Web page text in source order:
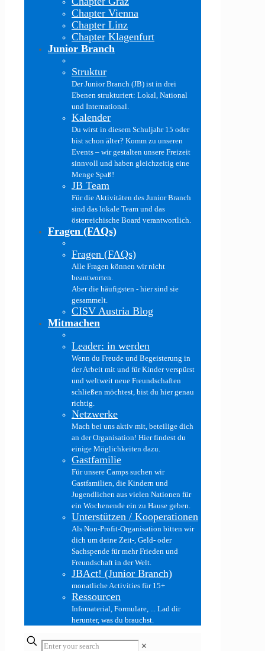
Chapter Vienna
Chapter Linz
Chapter Klagenfurt
Junior Branch
Struktur
Der Junior Branch (JB) ist in drei
Ebenen strukturiert: Lokal, National
und International.
Kalender
Du wirst in diesem Schuljahr 15 oder
bist schon älter? Komm zu unseren
Events – wir gestalten unsere Freizeit
sinnvoll und haben gleichzeitig eine
Menge Spaß!
JB Team
Für die Aktivitäten des Junior Branch
sind das lokale Team und das
österreichische Board verantwortlich.
Fragen (FAQs)
Fragen (FAQs)
Alle Fragen können wir nicht
beantworten.
Aber die häufigsten - hier sind sie
gesammelt.
CISV Austria Blog
Mitmachen
Leader: in werden
Wenn du Freude und Begeisterung in
der Arbeit mit und für Kinder verspürst
und weltweit neue Freundschaften
schließen möchtest, bist du hier genau
richtig.
Netzwerke
Mach bei uns aktiv mit, beteilige dich
an der Organisation! Hier findest du
einige Möglichkeiten dazu.
Gastfamilie
Für unsere Camps suchen wir
Gastfamilien, die Kindern und
Jugendlichen aus vielen Nationen für
ein Wochenende ein zu Hause geben.
Unterstützen / Kooperationen
Als Non-Profit-Organisation bitten wir
dich um deine Zeit-, Geld- oder
Sachspende für mehr Frieden und
Freundschaft in der Welt.
JBAct! (Junior Branch)
monatliche Activities für 15+
Ressourcen
Infomaterial, Formulare, ... Lad dir
herunter, was du brauchst.
✕